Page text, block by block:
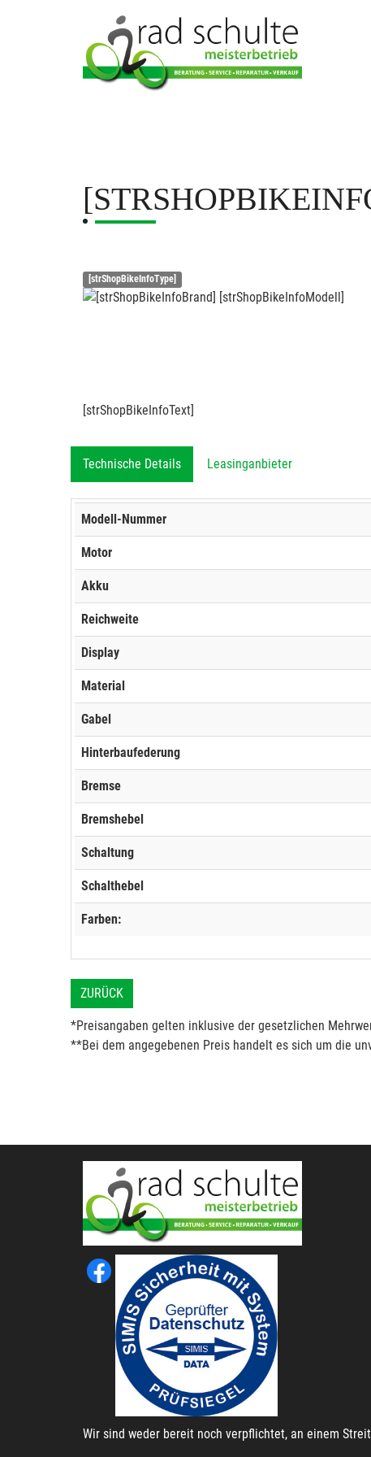
[strShopBikeInfoType]
[strShopBikeInfoText]
Technische Details Leasinganbieter
Modell-Nummer
Motor
Akku
Reichweite
Display
Material
Gabel
Hinterbaufederung
Bremse
Bremshebel
Schaltung
Schalthebel
Farben:
ZURÜCK
*Preisangaben gelten inklusive der gesetzlichen
**Bei dem angegebenen Preis handelt es sich um die
Wir sind weder bereit noch verpflichtet, an einem